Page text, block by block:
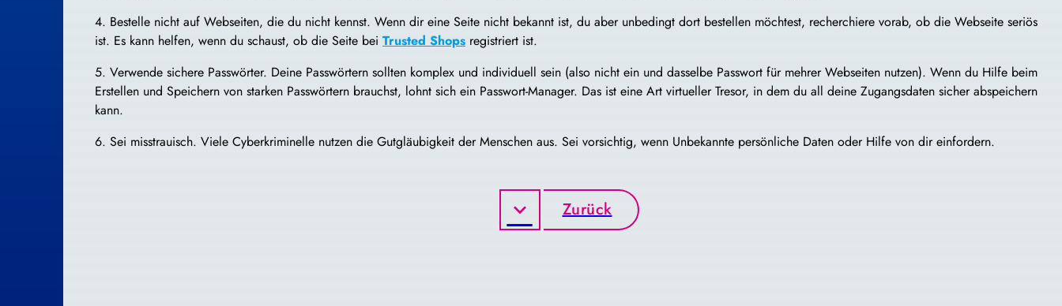
4. Bestelle nicht auf Webseiten, die du nicht kennst. Wenn dir eine Seite nicht bekannt ist, du aber unbedingt dort bestellen möchtest, recherchiere vorab, ob die Webseite seriös
ist. Es kann helfen, wenn du schaust, ob die Seite bei Trusted Shops registriert ist.
5. Verwende sichere Passwörter. Deine Passwörtern sollten komplex und individuell sein (also nicht ein und dasselbe Passwort für mehrer Webseiten nutzen). Wenn du Hilfe beim
Erstellen und Speichern von starken Passwörtern brauchst, lohnt sich ein Passwort-Manager. Das ist eine Art virtueller Tresor, in dem du all deine Zugangsdaten sicher abspeichern
kann.
6. Sei misstrauisch. Viele Cyberkriminelle nutzen die Gutgläubigkeit der Menschen aus. Sei vorsichtig, wenn Unbekannte persönliche Daten oder Hilfe von dir einfordern.
Zurück